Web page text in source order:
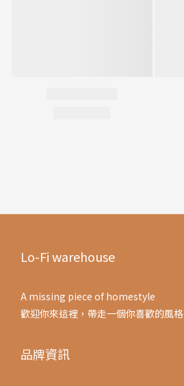
Lo-Fi warehouse
A missing piece of homestyle
歡迎你來這裡，帶走一個你喜歡的風格
品牌資訊